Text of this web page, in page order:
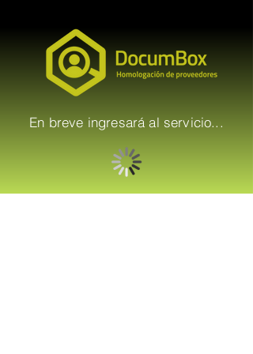
En breve ingresará al servicio...